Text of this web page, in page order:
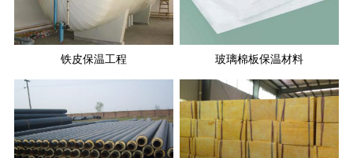
铁皮保温工程 玻璃棉板保温材料